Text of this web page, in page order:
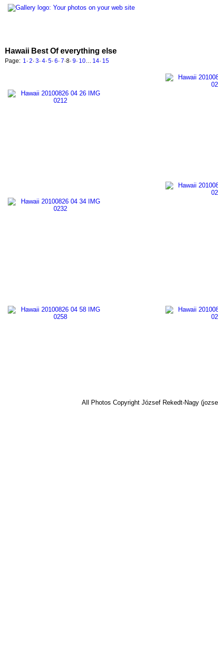
Hawaii Best Of everything else
Page: 1 · 2· 3· 4· 5· 6· 7·8· 9· 10 14· 15
All Photos Copyright József Rekedt-Nagy